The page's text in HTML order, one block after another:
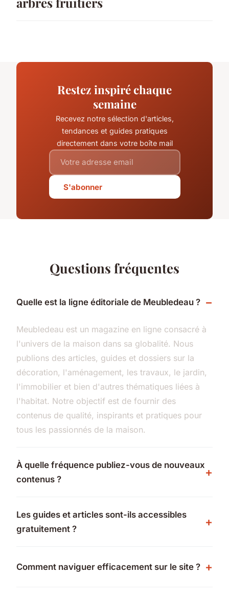
Restez inspiré chaque
semaine
Recevez notre sélection d'articles,
tendances et guides pratiques
directement dans votre boîte mail
S'abonner
Questions fréquentes
Quelle est la ligne éditoriale de Meubledeau ?
Meubledeau est un magazine en ligne consacré à
l'univers de la maison dans sa globalité. Nous
publions des articles, guides et dossiers sur la
décoration, l'aménagement, les travaux, le jardin,
l'immobilier et bien d'autres thématiques liées à
l'habitat. Notre objectif est de fournir des
contenus de qualité, inspirants et pratiques pour
tous les passionnés de la maison.
À quelle fréquence publiez-vous de nouveaux
contenus ?
Les guides et articles sont-ils accessibles
gratuitement ?
Comment naviguer efficacement sur le site ?